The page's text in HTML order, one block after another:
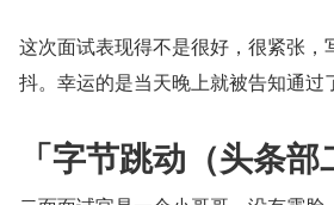
这次面试表现得不是很好，很紧张，
抖。幸运的是当天晚上就被告知通过
「字节跳动（头条部